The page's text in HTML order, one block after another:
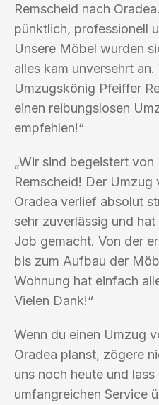
Remscheid nach
pünktlich, professionell
Unsere Möbel wurden
alles kam unversehrt
Umzugskönig Pfeiffer
einen reibungslosen
empfehlen!“
„Wir sind begeistert
Remscheid! Der Umzug
Oradea verlief absolut
sehr zuverlässig und
Job gemacht. Von der
bis zum Aufbau der
Wohnung hat einfach
Vielen Dank!“
Wenn du einen Umzug
Oradea planst, zögere
uns noch heute und
umfangreichen Service